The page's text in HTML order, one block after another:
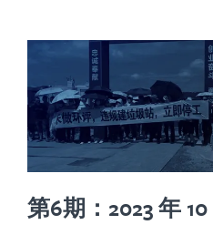
第6期：2023 年 10